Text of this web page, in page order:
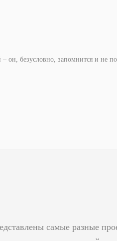
безусловно, запомнится и не
самые разные